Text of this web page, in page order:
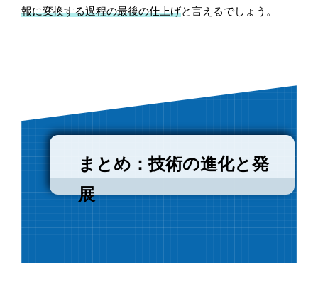
報に変換する過程の最後の仕上げと言えるでしょう。
まとめ：技術の進化と発
展